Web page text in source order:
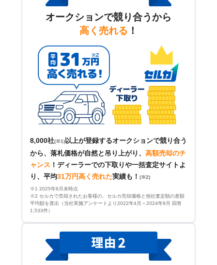
オークションで競り合うから
高く売れる ！
8,000社(※1) 以上が登録するオークションで競り合う
から、落札価格が自然と吊り上がり、 高額売却のチ
ャンス ！ ディーラーでの下取りや一括査定サイトよ
り、平均31万円高く売れた実績も！ (※2)
※1 2025年8月末時点
※2 セルカで売却されたお客様の、セルカ売却価格と他社査定額の差額
平均額を算出（当社実施アンケートより2022年4月～2024年9月 回答
1,533件）